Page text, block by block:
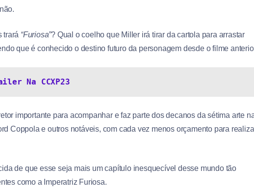
trará “Furiosa”? Qual o coelho que Miller irá tirar da cartola para arrastar
que é conhecido o destino futuro da personagem desde o filme
Na CCXP23
importante para acompanhar e faz parte dos decanos da sétima arte
Coppola e outros notáveis, com cada vez menos orçamento para
de que esse seja mais um capítulo inesquecível desse mundo tão
como a Imperatriz Furiosa.